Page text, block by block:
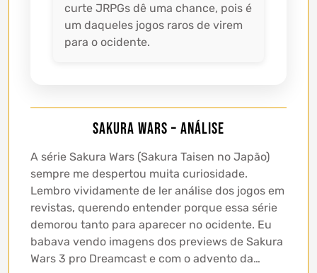
curte JRPGs dê uma chance, pois é
um daqueles jogos raros de virem
para o ocidente.
Sakura Wars – Análise
A série Sakura Wars (Sakura Taisen no Japão)
sempre me despertou muita curiosidade.
Lembro vividamente de ler análise dos jogos em
revistas, querendo entender porque essa série
demorou tanto para aparecer no ocidente. Eu
babava vendo imagens dos previews de Sakura
Wars 3 pro Dreamcast e com o advento da…